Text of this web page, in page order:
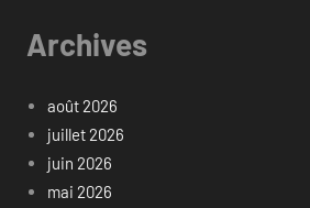
Archives
août 2026
juillet 2026
juin 2026
mai 2026